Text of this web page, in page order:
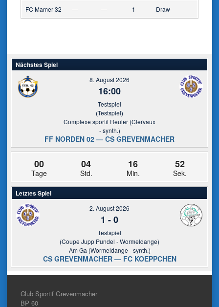
FC Mamer 32 — — 1 Draw
Nächstes Spiel
8. August 2026
16:00
Testspiel
(Testspiel)
Complexe sportif Reuler (Clervaux
- synth.)
FF NORDEN 02 — CS GREVENMACHER
00
Tage
04
Std.
16
Min.
51
Sek.
Letztes Spiel
2. August 2026
1 -0
Testspiel
(Coupe Jupp Pundel - Wormeldange)
Am Ga (Wormeldange - synth.)
CS GREVENMACHER — FC KOEPPCHEN
Club Sportif Grevenmacher
BP 60